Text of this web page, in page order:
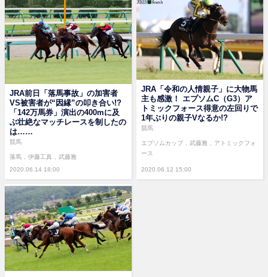
JRA前日「落馬事故」の加害者
VS被害者が“因縁”の叩き合い!?
「142万馬券」演出の400mに及
ぶ壮絶なマッチレースを制したの
は……
2020.06.14 18:00
競馬
落馬 伊藤工真 武藤雅
JRA「令和の人情親子」に大物馬
主も感激！ エプソムC（G3）ア
トミックフォース得意の左回りで
1年ぶりの親子Vなるか!?
2020.06.12 15:00
競馬
エプソムカップ 武藤雅
アトミックフォ
ース